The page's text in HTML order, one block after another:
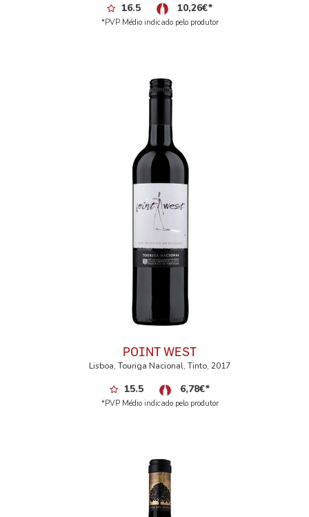
16.5 10,26€*
*PVP Médio indicado pelo produtor
POINT WEST
Lisboa, Touriga Nacional, Tinto, 2017
15.5 6,78€*
*PVP Médio indicado pelo produtor